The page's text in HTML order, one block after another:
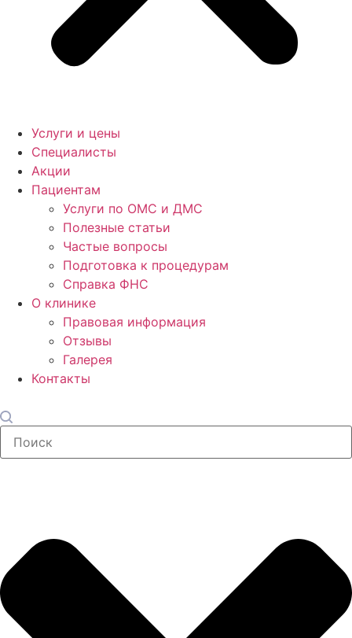
Услуги и цены
Специалисты
Акции
Пациентам
Услуги по ОМС и ДМС
Полезные статьи
Частые вопросы
Подготовка к процедурам
Справка ФНС
О клинике
Правовая информация
Отзывы
Галерея
Контакты